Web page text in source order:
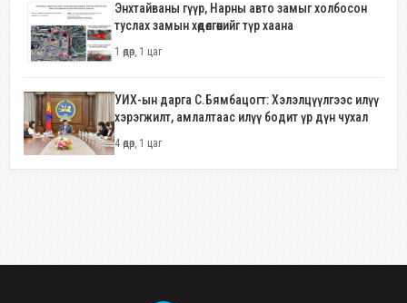
Энхтайваны гүүр, Нарны авто замыг холбосон
туслах замын хөдөлгөөнийг түр хаана
1 өдөр, 1 цаг
УИХ-ын дарга С.Бямбацогт: Хэлэлцүүлгээс илүү
хэрэгжилт, амлалтаас илүү бодит үр дүн чухал
4 өдөр, 1 цаг